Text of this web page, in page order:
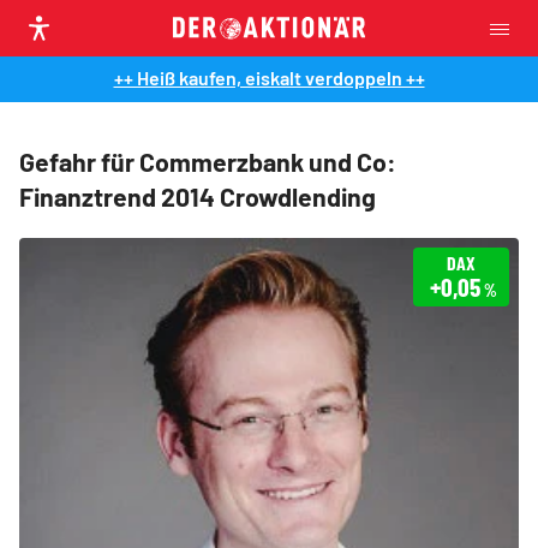
++ Heiß kaufen, eiskalt verdoppeln ++
Gefahr für Commerzbank und Co:
Finanztrend 2014 Crowdlending
DAX
+0,05%